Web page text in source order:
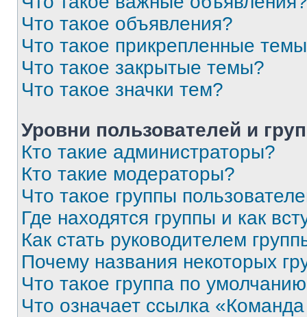
Что такое объявления?
Что такое прикрепленные
Что такое закрытые темы?
Что такое значки тем?
Уровни пользователей и
Кто такие администраторы?
Кто такие модераторы?
Что такое группы
Где находятся группы и как
Как стать руководителем
Почему названия некоторых
Что такое группа по
Что означает ссылка